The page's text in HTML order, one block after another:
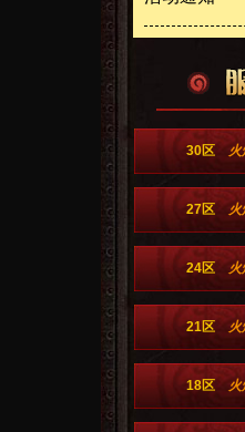
30区
27区
24区
21区
18区